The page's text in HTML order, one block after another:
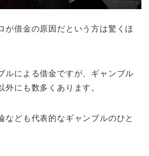
が借金の原因だという方は驚くほ
ルによる借金ですが、ギャンブル
外にも数多くあります。
なども代表的なギャンブルのひと